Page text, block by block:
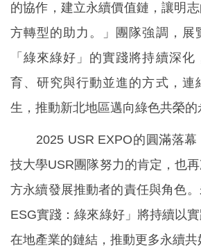
的協作，建立永續價值鏈，讓明
方轉型的助力。」團隊強調，展
「綠來綠好」的實踐將持續深
育、研究與行動並進的方式，連
生，推動新北地區邁向綠色共榮的
2025 USR EXPO的圓滿落幕
技大學USR團隊努力的肯定，也
方永續發展推動者的責任與角色
ESG實踐：綠來綠好」將持續以
在地產業的鏈結，推動更多永續共